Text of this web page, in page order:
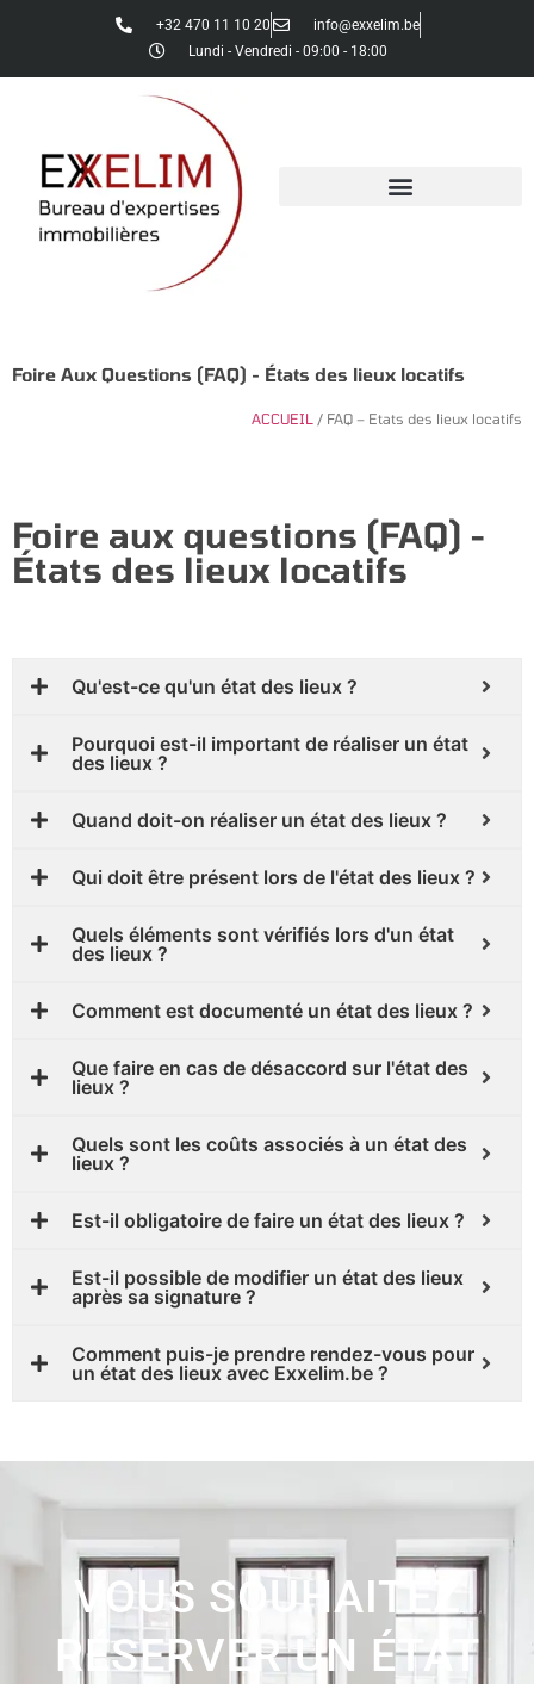
+32 470 11 10 20
info@exxelim.be
Lundi - Vendredi - 09:00 - 18:00
Foire Aux Questions (FAQ) - États des lieux locatifs
ACCUEIL / FAQ – Etats des lieux locatifs
Foire aux questions (FAQ) -
États des lieux locatifs
Qu'est-ce qu'un état des lieux ?
Pourquoi est-il important de réaliser un état
des lieux ?
Quand doit-on réaliser un état des lieux ?
Qui doit être présent lors de l'état des lieux ?
Quels éléments sont vérifiés lors d'un état
des lieux ?
Comment est documenté un état des lieux ?
Que faire en cas de désaccord sur l'état des
lieux ?
Quels sont les coûts associés à un état des
lieux ?
Est-il obligatoire de faire un état des lieux ?
Est-il possible de modifier un état des lieux
après sa signature ?
Comment puis-je prendre rendez-vous pour
un état des lieux avec Exxelim.be ?
VOUS SOUHAITEZ
RÉSERVER UN ÉTAT